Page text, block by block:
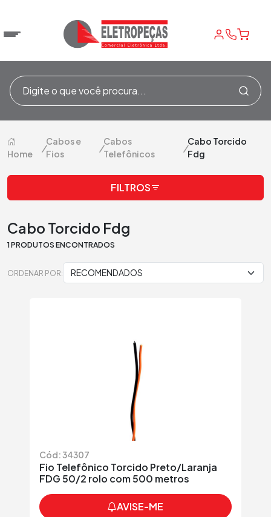
Home
/
Cabos e
Fios
/
Cabos
Telefônicos
/
Cabo Torcido
Fdg
FILTROS
Cabo Torcido Fdg
1 PRODUTOS ENCONTRADOS
ORDENAR POR:
Cód: 34307
Fio Telefônico Torcido Preto/Laranja
FDG 50/2 rolo com 500 metros
AVISE-ME